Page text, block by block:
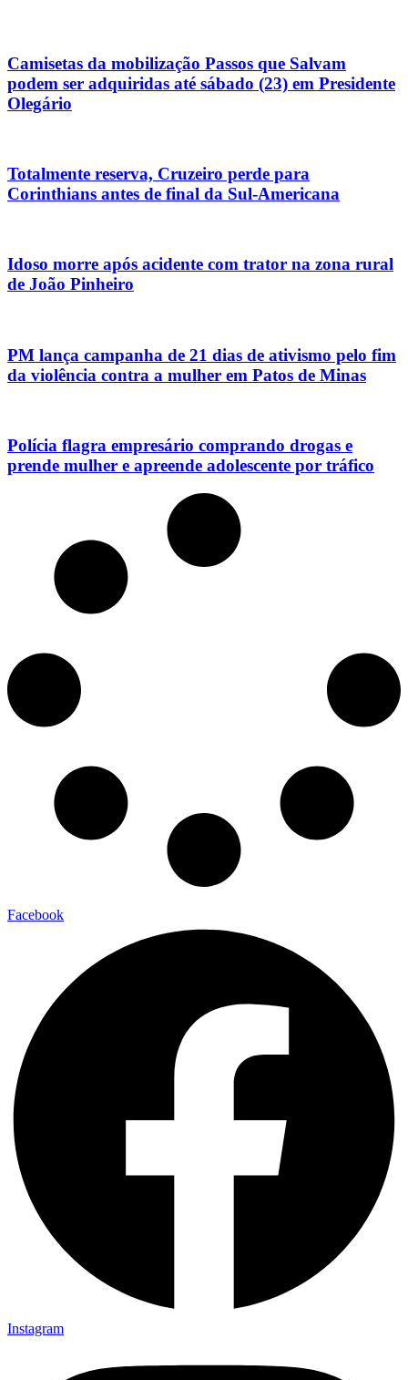
Camisetas da mobilização Passos que Salvam
podem ser adquiridas até sábado (23) em Presidente
Olegário
Totalmente reserva, Cruzeiro perde para
Corinthians antes de final da Sul-Americana
Idoso morre após acidente com trator na zona rural
de João Pinheiro
PM lança campanha de 21 dias de ativismo pelo fim
da violência contra a mulher em Patos de Minas
Polícia flagra empresário comprando drogas e
prende mulher e apreende adolescente por tráfico
Facebook
Instagram